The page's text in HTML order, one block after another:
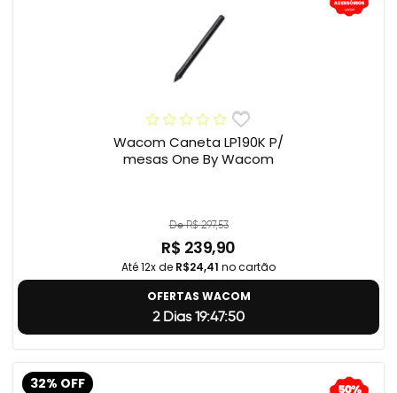
Wacom Caneta LP190K P/
mesas One By Wacom
De R$ 297,53
R$ 239,90
Até 12x de R$24,41 no cartão
OFERTAS WACOM
2 Dias 19:47:49
32% OFF